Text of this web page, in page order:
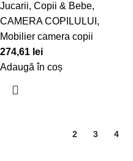
Jucarii, Copii & Bebe,
CAMERA COPILULUI ,
Mobilier camera copii
274,61 lei
Adaugă în coș
2 3 4